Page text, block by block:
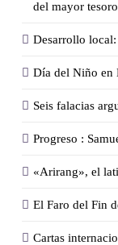
del mayor
Desarrollo
Día del Niño en
Seis falacias
Progreso :
«Arirang», el
El Faro del Fin
Cartas